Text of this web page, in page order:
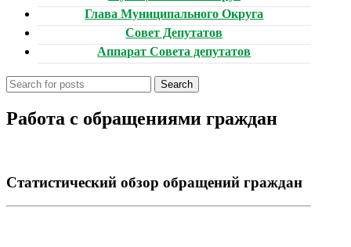
Глава Муниципального Округа
Совет Депутатов
Аппарат Совета депутатов
Search
Работа с обращениями граждан
Статистический обзор обращений граждан